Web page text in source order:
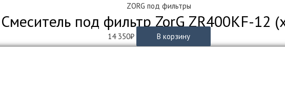
ZORG под фильтры
Смеситель под фильтр ZorG ZR400KF-12
14 350₽ В корзину